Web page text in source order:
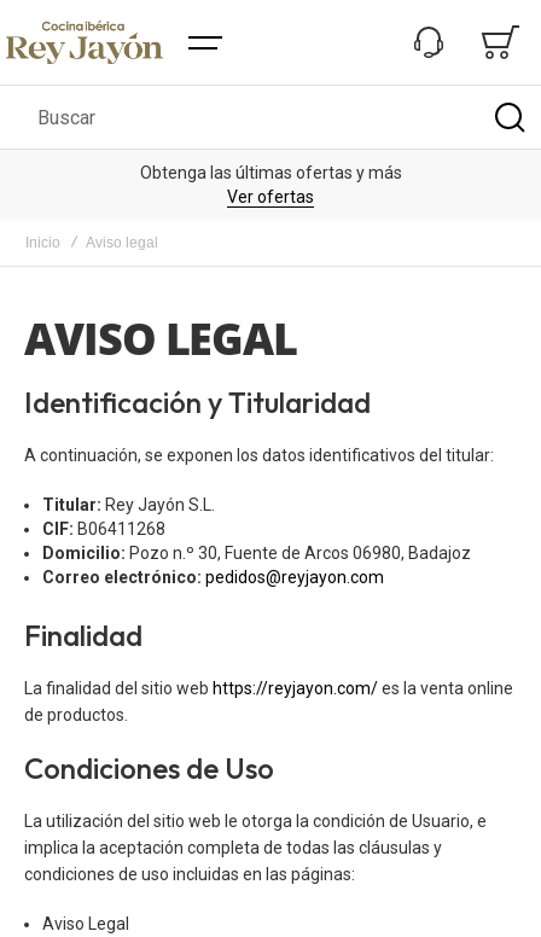
Buscar
Obtenga las últimas ofertas y más
Ver ofertas
Inicio Aviso legal
AVISO LEGAL
Identificación y Titularidad
A continuación, se exponen los datos identificativos del titular:
Titular: Rey Jayón S.L.
CIF: B06411268
Domicilio: Pozo n.º 30, Fuente de Arcos 06980, Badajoz
Correo electrónico: pedidos@reyjayon.com
Finalidad
La finalidad del sitio web https://reyjayon.com/es la venta online
de productos.
Condiciones de Uso
La utilización del sitio web le otorga la condición de Usuario, e
implica la aceptación completa de todas las cláusulas y
condiciones de uso incluidas en las páginas:
Aviso Legal